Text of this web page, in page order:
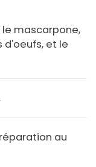
le mascarpone,
d'oeufs, et le
au